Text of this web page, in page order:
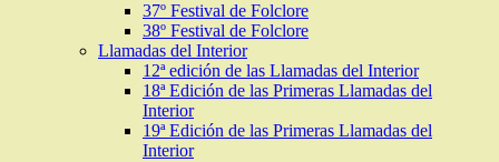
37º Festival de Folclore
38º Festival de Folclore
Llamadas del Interior
12ª edición de las Llamadas del Interior
18ª Edición de las Primeras Llamadas del
Interior
19ª Edición de las Primeras Llamadas del
Interior